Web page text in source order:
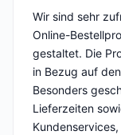
Wir sind sehr
Online-
gestaltet. Die
in Bezug auf
Besonders
Lieferzeiten